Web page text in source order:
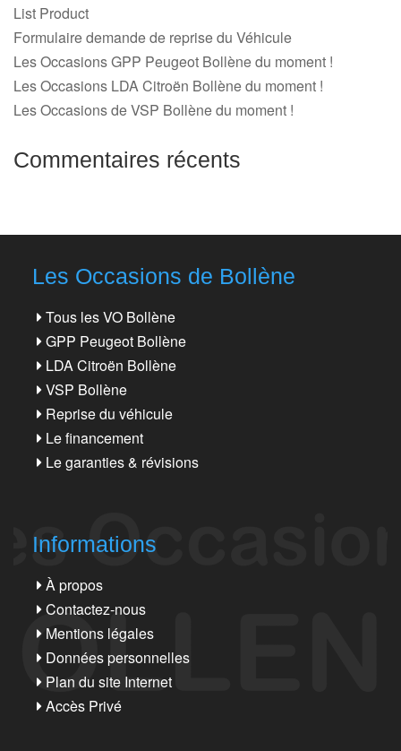
List Product
Formulaire demande de reprise du Véhicule
Les Occasions GPP Peugeot Bollène du moment !
Les Occasions LDA Citroën Bollène du moment !
Les Occasions de VSP Bollène du moment !
Commentaires récents
Les Occasions de Bollène
Tous les VO Bollène
GPP Peugeot Bollène
LDA Citroën Bollène
VSP Bollène
Reprise du véhicule
Le financement
Le garanties & révisions
Informations
À propos
Contactez-nous
Mentions légales
Données personnelles
Plan du site Internet
Accès Privé